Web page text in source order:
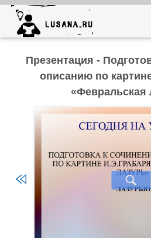
Презентация -
описанию по
«Февральская